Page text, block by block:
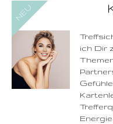
ich Dir
0900-3 000 468 - 231
1,49 €/Min. inkl. MwSt.
Wählen Sie diese
Rufnummer inklusive
dem Beratercode
Zurück